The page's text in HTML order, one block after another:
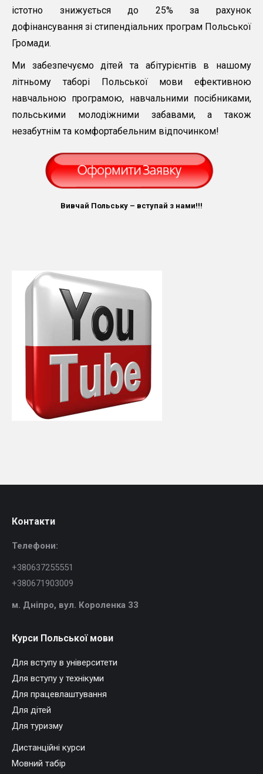
істотно знижується до 25% за рахунок
дофінансування зі стипендіальних програм Польської
Громади.
Ми забезпечуємо дітей та абітурієнтів в нашому
літньому таборі Польської мови ефективною
навчальною програмою, навчальними посібниками,
польськими молодіжними забавами, а також
незабутнім та комфортабельним відпочинком!
Вивчай Польську – вступай з нами!!!
Контакти
Телефони:
+380637255551
+380671903009
м. Дніпро, вул. Короленка 33
Курси Польської мови
Для вступу в університети
Для вступу у технікуми
Для працевлаштування
Для дітей
Для туризму
Дистанційні курси
Мовний табір